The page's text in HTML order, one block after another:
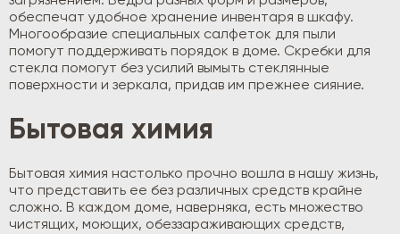
обеспечат удобное хранение инвентаря в шкафу.
Многообразие специальных салфеток для пыли
помогут поддерживать порядок в доме. Скребки для
стекла помогут без усилий вымыть стеклянные
поверхности и зеркала, придав им прежнее сияние.
Бытовая химия
Бытовая химия настолько прочно вошла в нашу жизнь,
что представить ее без различных средств крайне
сложно. В каждом доме, наверняка, есть множество
чистящих, моющих, обеззараживающих средств,